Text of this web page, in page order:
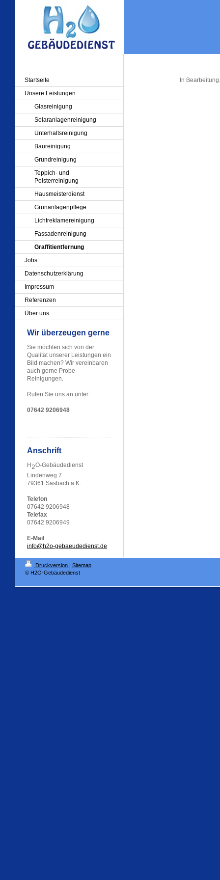
In Bearbeitung.
Startseite
Unsere Leistungen
Glasreinigung
Solaranlagenreinigung
Unterhaltsreinigung
Baureinigung
Grundreinigung
Teppich- und
Polsterreinigung
Hausmeisterdienst
Grünanlagenpflege
Lichtreklamereinigung
Fassadenreinigung
Graffitientfernung
Jobs
Datenschutzerklärung
Impressum
Referenzen
Über uns
Wir überzeugen gerne
Sie möchten sich von der
Qualität unserer Leistungen ein
Bild machen? Wir vereinbaren
auch gerne Probe-
Reinigungen.
Rufen Sie uns an unter:
07642 9206948
Anschrift
H 2O-Gebäudedienst
Lindenweg 7
79361 Sasbach a.K.
Telefon
07642 9206948
Telefax
07642 9206949
E-Mail
info@h2o-gebaeudedienst.de
Druckversion | Sitemap
© H2O-Gebäudedienst